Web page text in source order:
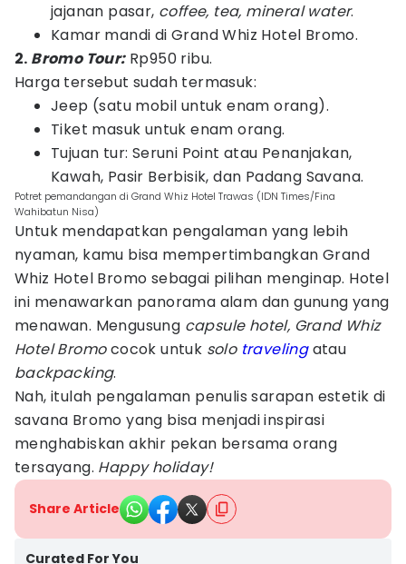
jajanan pasar, coffee, tea, mineral water.
Kamar mandi di Grand Whiz Hotel Bromo.
2. Bromo Tour:Rp950 ribu.
Harga tersebut sudah termasuk:
Jeep (satu mobil untuk enam orang).
Tiket masuk untuk enam orang.
Tujuan tur: Seruni Point atau Penanjakan,
Kawah, Pasir Berbisik, dan Padang Savana.
Potret pemandangan di Grand Whiz Hotel Trawas (IDN Times/Fina
Wahibatun Nisa)
Untuk mendapatkan pengalaman yang lebih
nyaman, kamu bisa mempertimbangkan Grand
Whiz Hotel Bromo sebagai pilihan menginap. Hotel
ini menawarkan panorama alam dan gunung yang
menawan. Mengusung capsule hotel, Grand Whiz
Hotel Bromococok untuk solo travelingatau
backpacking.
Nah, itulah pengalaman penulis sarapan estetik di
savana Bromo yang bisa menjadi inspirasi
menghabiskan akhir pekan bersama orang
tersayang. Happy holiday!
Share Article
Curated For You